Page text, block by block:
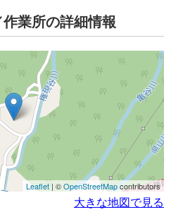
業所の詳細情報
Leaflet | ©OpenStreetMapcontributors
大きな地図で見る